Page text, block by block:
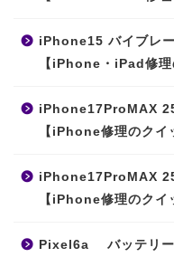
iPhone15 バイブレ
【iPhone・iPad修理
iPhone17ProMAX
【iPhone修理のクイ
iPhone17ProMAX
【iPhone修理のクイ
Pixel6a バッテリー